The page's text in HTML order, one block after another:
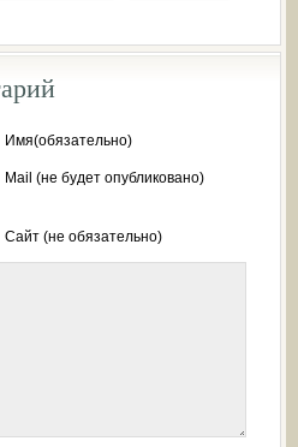
Имя(обязательно)
Mail (не будет опубликовано)
Сайт (не обязательно)